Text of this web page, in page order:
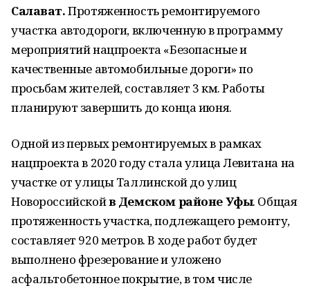
Салават.Протяженность ремонтируемого
участка автодороги, включенную в программу
мероприятий нацпроекта «Безопасные и
качественные автомобильные дороги» по
просьбам жителей, составляет 3 км. Работы
планируют завершить до конца июня.
Одной из первых ремонтируемых в рамках
нацпроекта в 2020 году стала улица Левитана на
участке от улицы Таллинской до улиц
Новороссийскойв Демском районе Уфы. Общая
протяженность участка, подлежащего ремонту,
составляет 920 метров. В ходе работ будет
выполнено фрезерование и уложено
асфальтобетонное покрытие, в том числе